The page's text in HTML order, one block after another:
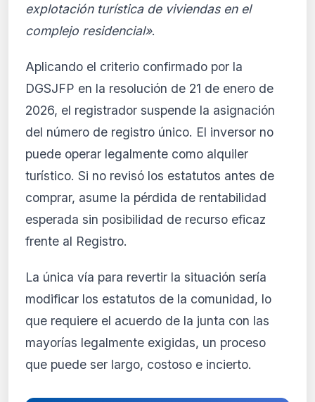
explotación turística de viviendas en el
complejo residencial».
Aplicando el criterio confirmado por la
DGSJFP en la resolución de 21 de enero de
2026, el registrador suspende la asignación
del número de registro único. El inversor no
puede operar legalmente como alquiler
turístico. Si no revisó los estatutos antes de
comprar, asume la pérdida de rentabilidad
esperada sin posibilidad de recurso eficaz
frente al Registro.
La única vía para revertir la situación sería
modificar los estatutos de la comunidad, lo
que requiere el acuerdo de la junta con las
mayorías legalmente exigidas, un proceso
que puede ser largo, costoso e incierto.